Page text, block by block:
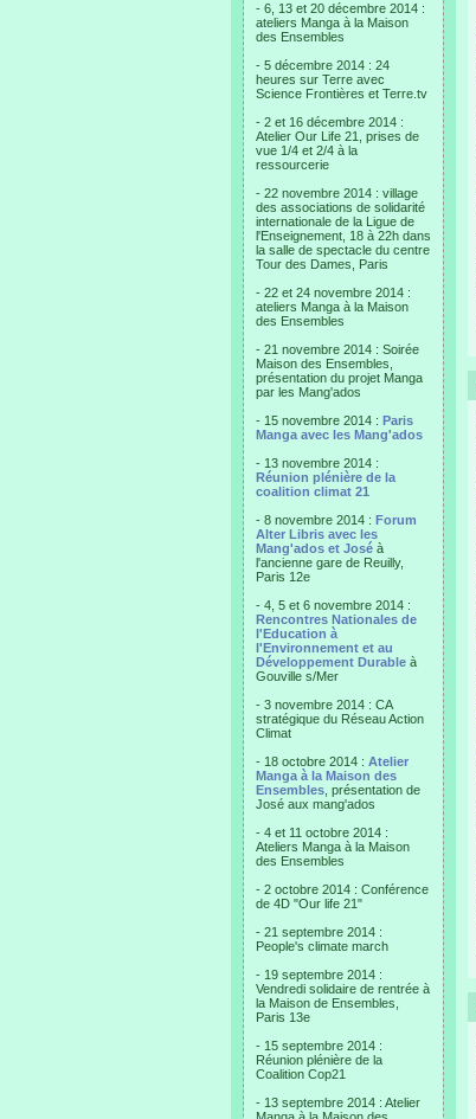
- 6, 13 et 20 décembre 2014 :
ateliers Manga à la Maison
des Ensembles
- 5 décembre 2014 : 24
heures sur Terre avec
Science Frontières et Terre.tv
- 2 et 16 décembre 2014 :
Atelier Our Life 21, prises de
vue 1/4 et 2/4 à la
ressourcerie
- 22 novembre 2014 : village
des associations de solidarité
internationale de la Ligue de
l'Enseignement, 18 à 22h dans
la salle de spectacle du centre
Tour des Dames, Paris
- 22 et 24 novembre 2014 :
ateliers Manga à la Maison
des Ensembles
- 21 novembre 2014 : Soirée
Maison des Ensembles,
présentation du projet Manga
par les Mang'ados
- 15 novembre 2014 : Paris
Manga avec les Mang'ados
- 13 novembre 2014 :
Réunion plénière de la
coalition climat 21
- 8 novembre 2014 : Forum
Alter Libris avec les
Mang'ados et José à
l'ancienne gare de Reuilly,
Paris 12e
- 4, 5 et 6 novembre 2014 :
Rencontres Nationales de
l'Education à
l'Environnement et au
Développement Durable à
Gouville s/Mer
- 3 novembre 2014 : CA
stratégique du Réseau Action
Climat
- 18 octobre 2014 : Atelier
Manga à la Maison des
Ensembles , présentation de
José aux mang'ados
- 4 et 11 octobre 2014 :
Ateliers Manga à la Maison
des Ensembles
- 2 octobre 2014 : Conférence
de 4D "Our life 21"
- 21 septembre 2014 :
People's climate march
- 19 septembre 2014 :
Vendredi solidaire de rentrée à
la Maison de Ensembles,
Paris 13e
- 15 septembre 2014 :
Réunion plénière de la
Coalition Cop21
- 13 septembre 2014 : Atelier